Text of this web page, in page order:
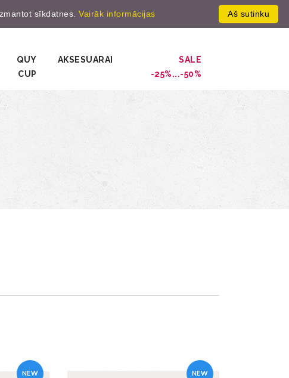
0
QUY
CUP
AKSESUARAI
SALE
-25%...-50%
NEW NEW
Aš sutinku
sīkdatnes. Vairāk informācijas